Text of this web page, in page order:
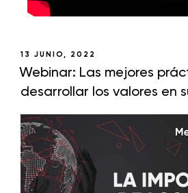
13 JUNIO, 2022
Webinar: Las mejores
desarrollar los valores en